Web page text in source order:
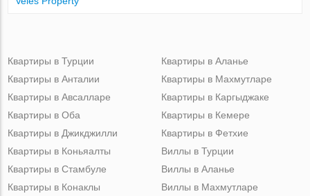
Квартиры в Турции
Квартиры в Анталии
Квартиры в Авсалларе
Квартиры в Оба
Квартиры в Джикджилли
Квартиры в Аланье
Квартиры в Махмутларе
Квартиры в Каргыджаке
Квартиры в Кемере
Квартиры в Фетхие
Квартиры в Коньяалты
Квартиры в Стамбуле
Квартиры в Конаклы
Виллы в Турции
Виллы в Аланье
Виллы в Махмутларе